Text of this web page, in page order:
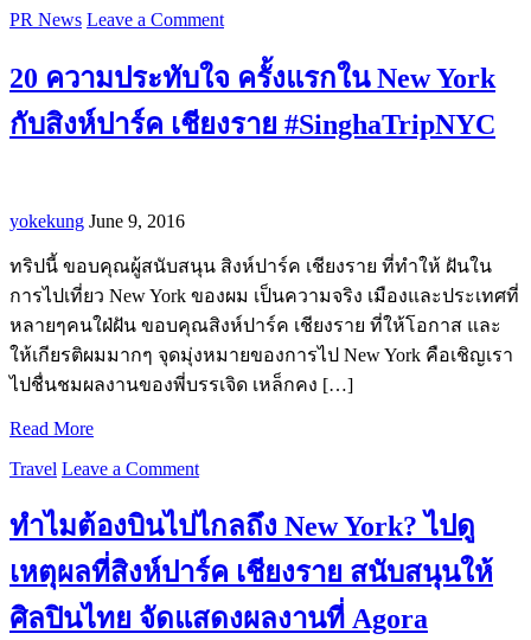
PR News Leave a Comment
20 ความประทับใจ ครั้งแรกใน New York
กับสิงห์ปาร์ค เชียงราย #SinghaTripNYC
yokekung June 9, 2016
ทริปนี้ ขอบคุณผู้สนับสนุน สิงห์ปาร์ค เชียงราย ที่ทำให้ ฝันใน
การไปเที่ยว New York ของผม เป็นความจริง เมืองและประเทศที่
หลายๆคนใฝ่ฝัน ขอบคุณสิงห์ปาร์ค เชียงราย ที่ให้โอกาส และ
ให้เกียรติผมมากๆ จุดมุ่งหมายของการไป New York คือเชิญเรา
ไปชื่นชมผลงานของพี่บรรเจิด เหล็กคง […]
Read More
Travel Leave a Comment
ทำไมต้องบินไปไกลถึง New York? ไปดู
เหตุผลที่สิงห์ปาร์ค เชียงราย สนับสนุนให้
ศิลปินไทย จัดแสดงผลงานที่ Agora